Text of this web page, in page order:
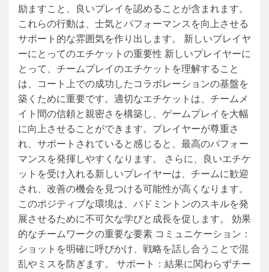
励ますこと、良いプレイを認めることが含まれます。
これらの行動は、士気とパフォーマンスを向上させる
サポート的な雰囲気を作り出します。 新しいプレイヤ
ーにとってのエチケットの重要性 新しいプレイヤーに
とって、チームプレイのエチケットを理解すること
は、コート上での成功したコラボレーションの基盤を
築くために重要です。適切なエチケットは、チームメ
イト間の信頼と親密さを構築し、ゲームプレイを大幅
に向上させることができます。プレイヤーが尊重さ
れ、サポートされていると感じると、最高のパフォー
マンスを発揮しやすくなります。 さらに、良いエチケ
ットを受け入れる新しいプレイヤーは、チームに歓迎
され、改善の機会を見つける可能性が高くなります。
このポジティブな環境は、バドミントンのスキルを発
展させるために不可欠な学びと成長を促します。 効果
的なチームワークの重要な要素 コミュニケーション：
ショットを明確に呼びかけ、戦略を話し合うことで混
乱やミスを防ぎます。 サポート：結果に関わらずチー